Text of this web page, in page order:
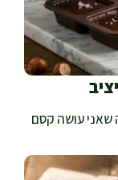
שאני עושה קסם